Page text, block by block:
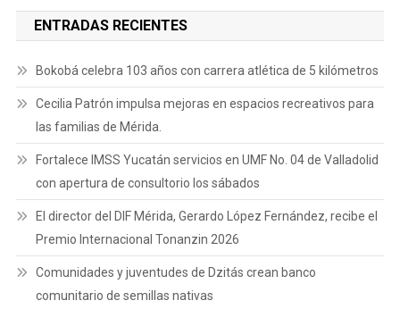
ENTRADAS RECIENTES
Bokobá celebra 103 años con carrera atlética de 5 kilómetros
Cecilia Patrón impulsa mejoras en espacios recreativos para
las familias de Mérida.
Fortalece IMSS Yucatán servicios en UMF No. 04 de Valladolid
con apertura de consultorio los sábados
El director del DIF Mérida, Gerardo López Fernández, recibe el
Premio Internacional Tonanzin 2026
Comunidades y juventudes de Dzitás crean banco
comunitario de semillas nativas